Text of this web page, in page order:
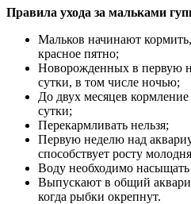
Правила ухода за мальками
Мальков начинают
красное пятно;
Новорожденных в первую
сутки, в том числе ночью;
До двух месяцев кормление
сутки;
Перекармливать нельзя;
Первую неделю над
способствует росту
Воду необходимо
Выпускают в общий
когда рыбки окрепнут.